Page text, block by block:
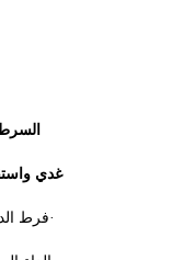
غدي
·فرط